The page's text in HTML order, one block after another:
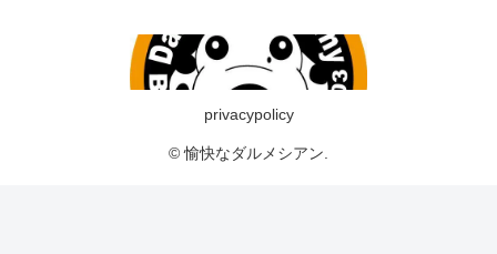
privacypolicy
© 愉快なダルメシアン.